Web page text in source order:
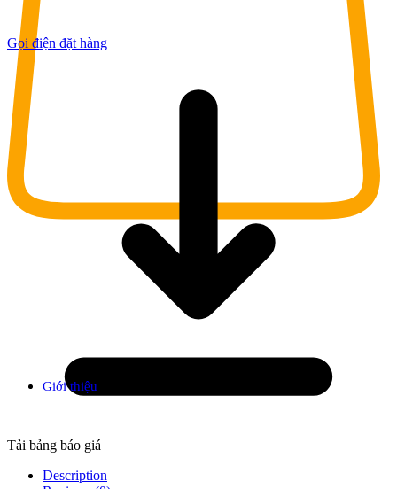
Giới thiệu
Gọi điện đặt hàng
Tải bảng báo giá
Description